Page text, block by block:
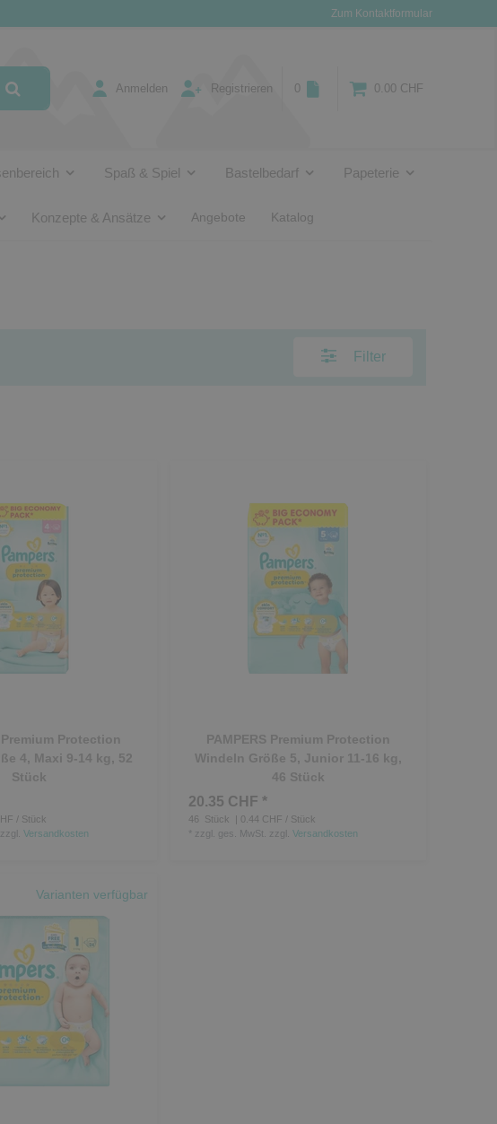
Zum Kontaktformular
Anmelden Registrieren 0 0.00 CHF
Spaß & Spiel Bastelbedarf Papeterie
Konzepte & Ansätze Angebote Katalog
Filter
Premium Protection
4, Maxi 9-14 kg, 52
Stück
/ Stück
zzgl. Versandkosten
PAMPERS Premium Protection
Windeln Größe 5, Junior 11-16 kg,
46 Stück
20.35 CHF *
46 Stück
| 0.44 CHF / Stück
zzgl. ges. MwSt. zzgl. Versandkosten
Varianten verfügbar